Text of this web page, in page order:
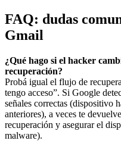
FAQ: dudas
Gmail
¿Qué hago si el hacker
recuperación?
Probá igual el flujo de
tengo acceso”. Si Google
señales correctas (dispositivo
anteriores), a veces te
recuperación y asegurar el
malware).